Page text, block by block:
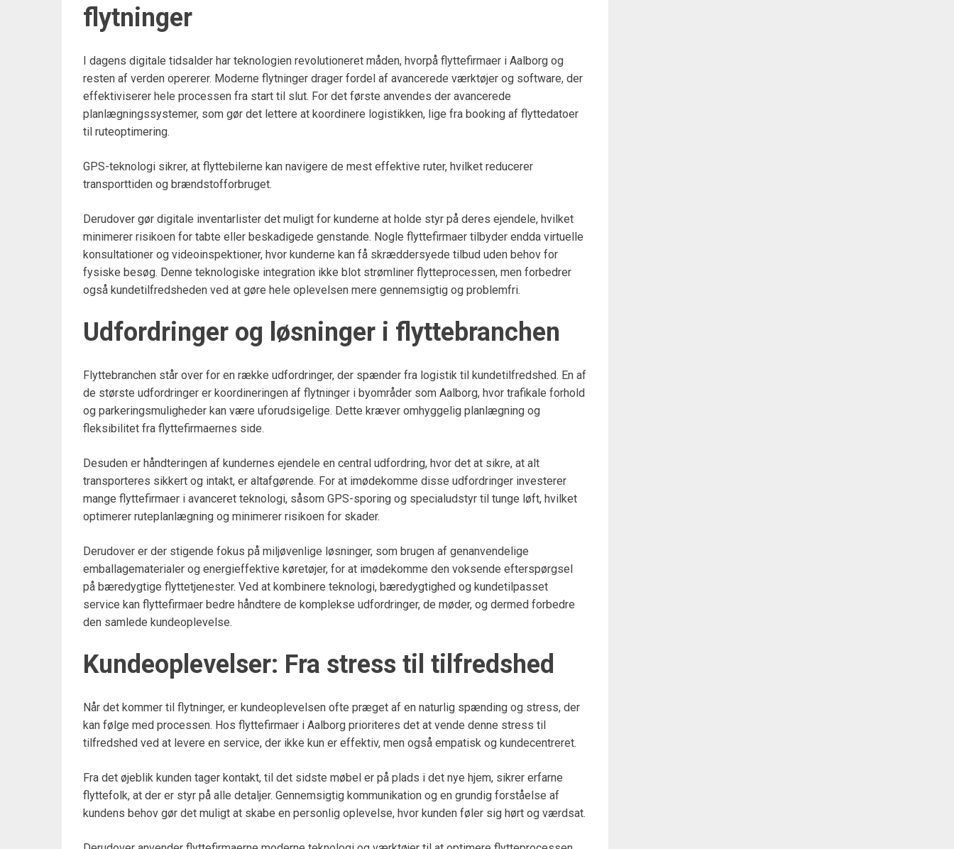
flytninger
I dagens digitale tidsalder har teknologien revolutioneret måden, hvorpå flyttefirmaer i Aalborg og
resten af verden opererer. Moderne flytninger drager fordel af avancerede værktøjer og software, der
effektiviserer hele processen fra start til slut. For det første anvendes der avancerede
planlægningssystemer, som gør det lettere at koordinere logistikken, lige fra booking af flyttedatoer
til ruteoptimering.
GPS-teknologi sikrer, at flyttebilerne kan navigere de mest effektive ruter, hvilket reducerer
transporttiden og brændstofforbruget.
Derudover gør digitale inventarlister det muligt for kunderne at holde styr på deres ejendele, hvilket
minimerer risikoen for tabte eller beskadigede genstande. Nogle flyttefirmaer tilbyder endda virtuelle
konsultationer og videoinspektioner, hvor kunderne kan få skræddersyede tilbud uden behov for
fysiske besøg. Denne teknologiske integration ikke blot strømliner flytteprocessen, men forbedrer
også kundetilfredsheden ved at gøre hele oplevelsen mere gennemsigtig og problemfri.
Udfordringer og løsninger i flyttebranchen
Flyttebranchen står over for en række udfordringer, der spænder fra logistik til kundetilfredshed. En af
de største udfordringer er koordineringen af flytninger i byområder som Aalborg, hvor trafikale forhold
og parkeringsmuligheder kan være uforudsigelige. Dette kræver omhyggelig planlægning og
fleksibilitet fra flyttefirmaernes side.
Desuden er håndteringen af kundernes ejendele en central udfordring, hvor det at sikre, at alt
transporteres sikkert og intakt, er altafgørende. For at imødekomme disse udfordringer investerer
mange flyttefirmaer i avanceret teknologi, såsom GPS-sporing og specialudstyr til tunge løft, hvilket
optimerer ruteplanlægning og minimerer risikoen for skader.
Derudover er der stigende fokus på miljøvenlige løsninger, som brugen af genanvendelige
emballagematerialer og energieffektive køretøjer, for at imødekomme den voksende efterspørgsel
på bæredygtige flyttetjenester. Ved at kombinere teknologi, bæredygtighed og kundetilpasset
service kan flyttefirmaer bedre håndtere de komplekse udfordringer, de møder, og dermed forbedre
den samlede kundeoplevelse.
Kundeoplevelser: Fra stress til tilfredshed
Når det kommer til flytninger, er kundeoplevelsen ofte præget af en naturlig spænding og stress, der
kan følge med processen. Hos flyttefirmaer i Aalborg prioriteres det at vende denne stress til
tilfredshed ved at levere en service, der ikke kun er effektiv, men også empatisk og kundecentreret.
Fra det øjeblik kunden tager kontakt, til det sidste møbel er på plads i det nye hjem, sikrer erfarne
flyttefolk, at der er styr på alle detaljer. Gennemsigtig kommunikation og en grundig forståelse af
kundens behov gør det muligt at skabe en personlig oplevelse, hvor kunden føler sig hørt og værdsat.